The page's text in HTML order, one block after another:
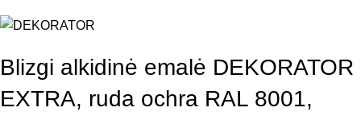
Blizgi alkidinė emalė DEKORATOR
EXTRA, ruda ochra RAL 8001,